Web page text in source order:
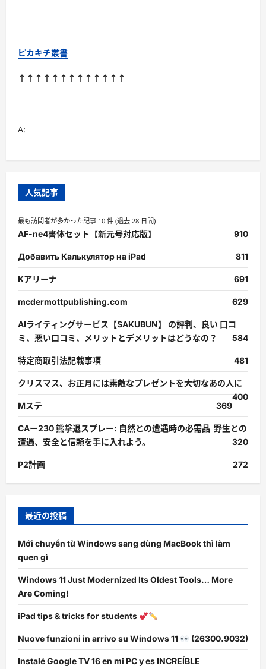
ピカキチ叢書
↑↑↑↑↑↑↑↑↑↑↑↑↑
A:
人気記事
最も訪問者が多かった記事 10 件 (過去 28 日間)
AF-ne4書体セット【新元号対応版】 910
Добавить Калькулятор на iPad 811
Kアリーナ 691
mcdermottpublishing.com 629
AIライティングサービス【SAKUBUN】 の評判、良い 口コ
ミ、悪い口コミ、メリットとデメリットはどうなの？
584
特定商取引法記載事項 481
クリスマス、お正月には素敵なプレゼントを大切なあの人に
400
Mステ
369
CAー230 熊撃退スプレー: 自然との遭遇時の必需品 野生との
遭遇、安全と信頼を手に入れよう。
320
P2計画 272
最近の投稿
Mới chuyển từ Windows sang dùng MacBook thì làm
quen gì
Windows 11 Just Modernized Its Oldest Tools… More
Are Coming!
iPad tips & tricks for students
Nuove funzioni in arrivo su Windows 11 (26300.9032)
Instalé Google TV 16 en mi PC y es INCREÍBLE